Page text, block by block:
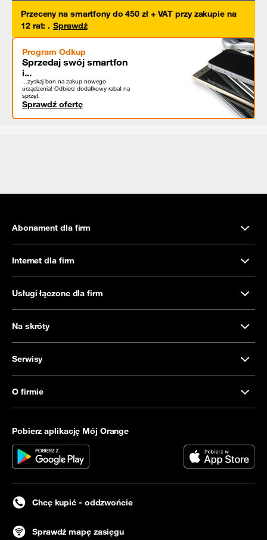
Przeceny na smartfony do 450 zł + VAT przy zakupie na
12 rat: . Sprawdź
Program Odkup
Sprzedaj swój smartfon
i...
...zyskaj bon na zakup nowego
urządzenia! Odbierz dodatkowy rabat na
sprzęt.
Sprawdź ofertę
Abonament dla firm
Internet dla firm
Usługi łączone dla firm
Na skróty
Serwisy
O firmie
Pobierz aplikację Mój Orange
Chcę kupić - oddzwońcie
Sprawdź mapę zasięgu